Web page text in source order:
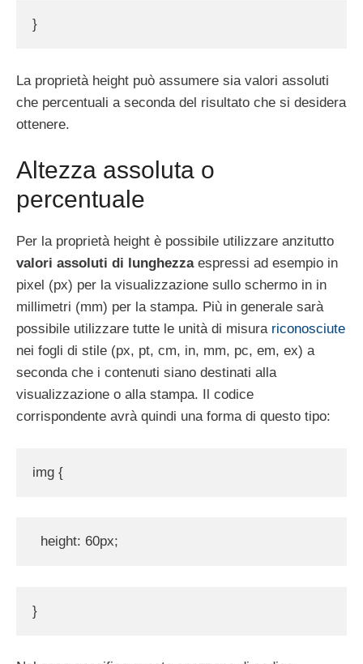
}
La proprietà height può assumere sia valori assoluti
che percentuali a seconda del risultato che si desidera
ottenere.
Altezza assoluta o
percentuale
Per la proprietà height è possibile utilizzare anzitutto
valori assoluti di lunghezzaespressi ad esempio in
pixel (px) per la visualizzazione sullo schermo in in
millimetri (mm) per la stampa. Più in generale sarà
possibile utilizzare tutte le unità di misura riconosciute
nei fogli di stile (px, pt, cm, in, mm, pc, em, ex) a
seconda che i contenuti siano destinati alla
visualizzazione o alla stampa. Il codice
corrispondente avrà quindi una forma di questo tipo:
img {
  height: 60px;
}